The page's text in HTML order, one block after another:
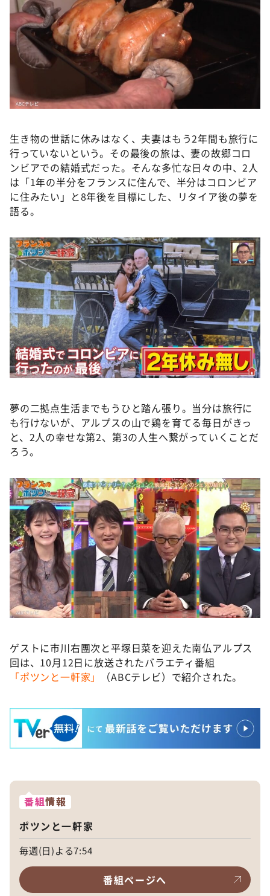
生き物の世話に休みはなく、夫妻はもう2年間も旅行に
行っていないという。その最後の旅は、妻の故郷コロ
ンビアでの結婚式だった。そんな多忙な日々の中、2人
は「1年の半分をフランスに住んで、半分はコロンビア
に住みたい」と8年後を目標にした、リタイア後の夢を
語る。
夢の二拠点生活までもうひと踏ん張り。当分は旅行に
も行けないが、アルプスの山で鶏を育てる毎日がきっ
と、2人の幸せな第2、第3の人生へ繋がっていくことだ
ろう。
ゲストに市川右團次と平塚日菜を迎えた南仏アルプス
回は、10月12日に放送されたバラエティ番組
「ポツンと一軒家」
（ABCテレビ）で紹介された。
番組情報
ポツンと一軒家
毎週(日)よる7:54
番組ページへ